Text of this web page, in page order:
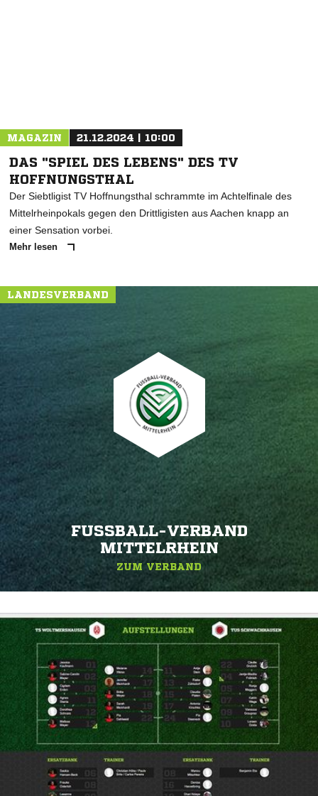
MAGAZIN 21.12.2024 | 10:00
DAS "SPIEL DES LEBENS" DES TV
HOFFNUNGSTHAL
Der Siebtligist TV Hoffnungsthal schrammte im Achtelfinale des
Mittelrheinpokals gegen den Drittligisten aus Aachen knapp an
einer Sensation vorbei.
Mehr lesen
LANDESVERBAND
FUSSBALL-VERBAND M
ITTELRHEIN
ZUM VERBAND